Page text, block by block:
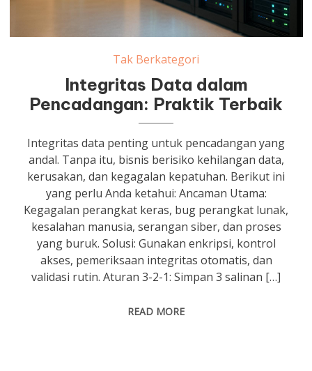
Tak Berkategori
Integritas Data dalam
Pencadangan: Praktik Terbaik
Integritas data penting untuk pencadangan yang
andal. Tanpa itu, bisnis berisiko kehilangan data,
kerusakan, dan kegagalan kepatuhan. Berikut ini
yang perlu Anda ketahui: Ancaman Utama:
Kegagalan perangkat keras, bug perangkat lunak,
kesalahan manusia, serangan siber, dan proses
yang buruk. Solusi: Gunakan enkripsi, kontrol
akses, pemeriksaan integritas otomatis, dan
validasi rutin. Aturan 3-2-1: Simpan 3 salinan […]
READ MORE